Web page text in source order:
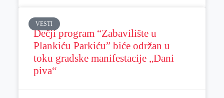
VESTI
Dečji program “Zabavilište u
Plankiću Parkiću” biće održan u
toku gradske manifestacije „Dani
piva“